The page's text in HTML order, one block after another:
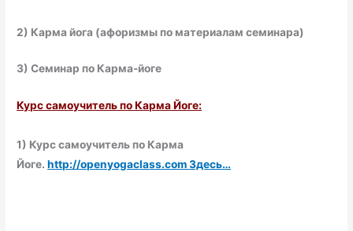
2) Карма йога (афоризмы по материалам семинара)
3) Семинар по Карма-йоге
Курс самоучитель по Карма Йоге:
1) Курс самоучитель по Карма
Йоге.http://openyogaclass.com Здесь…